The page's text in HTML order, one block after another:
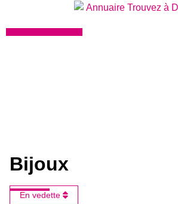
Bijoux
En vedette